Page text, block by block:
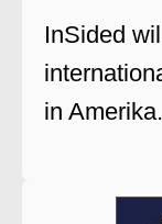
InSided
in Amerika.